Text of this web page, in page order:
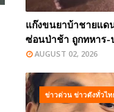
แก๊งขนยาบ้าชายแด
ซ่อนป่าช้า ถูกทหาร-
AUGUST 02, 2026
ข่าวด่วน ข่าวดังทั่วไท